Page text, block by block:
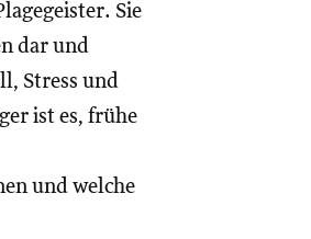
Sie
dar und
Stress und
ist es, frühe
und welche